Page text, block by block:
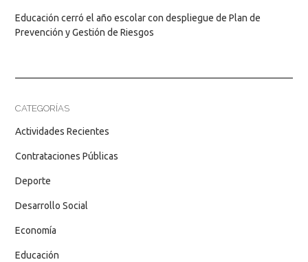
Educación cerró el año escolar con despliegue de Plan de
Prevención y Gestión de Riesgos
CATEGORÍAS
Actividades Recientes
Contrataciones Públicas
Deporte
Desarrollo Social
Economía
Educación